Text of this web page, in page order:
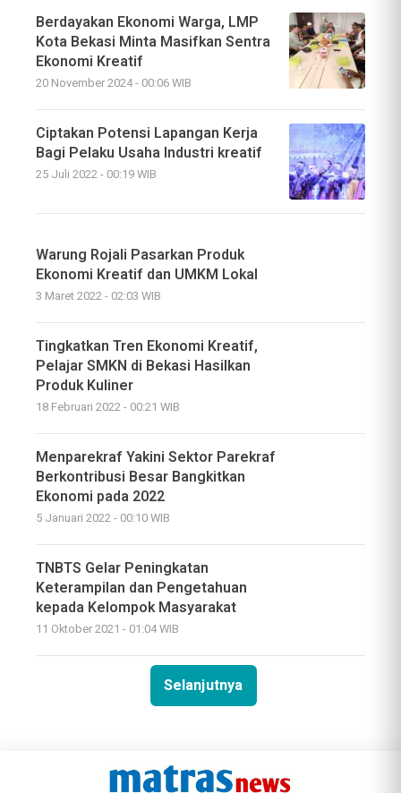
Berdayakan Ekonomi Warga, LMP
Kota Bekasi Minta Masifkan Sentra
Ekonomi Kreatif
20 November 2024 - 00:06 WIB
Ciptakan Potensi Lapangan Kerja
Bagi Pelaku Usaha Industri kreatif
25 Juli 2022 - 00:19 WIB
Warung Rojali Pasarkan Produk
Ekonomi Kreatif dan UMKM Lokal
3 Maret 2022 - 02:03 WIB
Tingkatkan Tren Ekonomi Kreatif,
Pelajar SMKN di Bekasi Hasilkan
Produk Kuliner
18 Februari 2022 - 00:21 WIB
Menparekraf Yakini Sektor Parekraf
Berkontribusi Besar Bangkitkan
Ekonomi pada 2022
5 Januari 2022 - 00:10 WIB
TNBTS Gelar Peningkatan
Keterampilan dan Pengetahuan
kepada Kelompok Masyarakat
11 Oktober 2021 - 01:04 WIB
Selanjutnya